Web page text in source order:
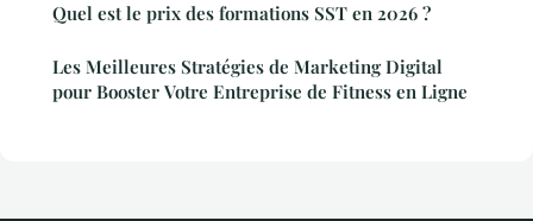
Quel est le prix des formations SST en 2026 ?
Les Meilleures Stratégies de Marketing Digital
pour Booster Votre Entreprise de Fitness en Ligne